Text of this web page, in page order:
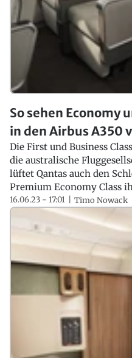
So sehen Economy
in den Airbus A350
Die First und Business
die australische
lüftet Qantas auch den
Premium Economy Class
16.06.23 - 17:01 Timo Nowack